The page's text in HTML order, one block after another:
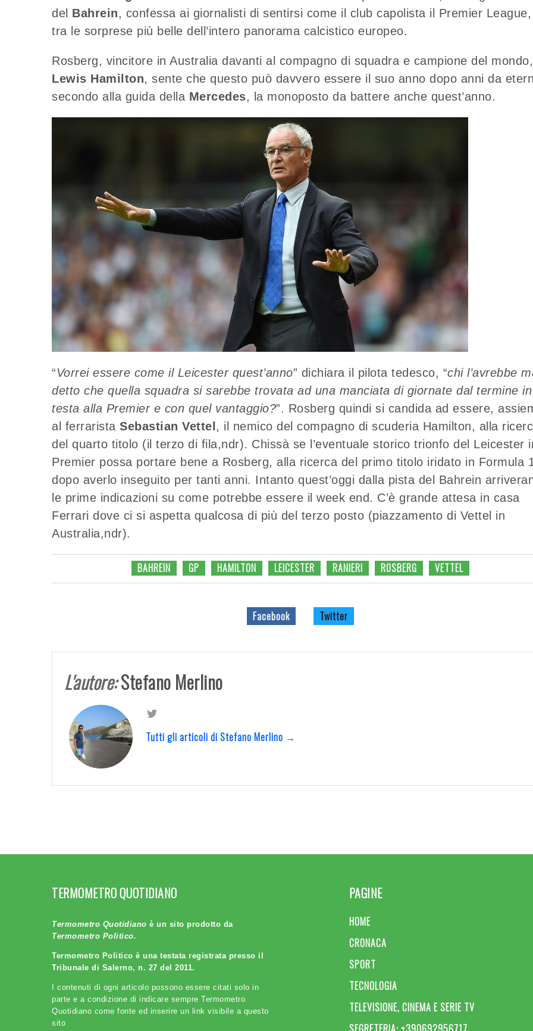
del Bahrein, confessa ai giornalisti di sentirsi come il club capolista il Premier League,
tra le sorprese più belle dell’intero panorama calcistico europeo.
Rosberg, vincitore in Australia davanti al compagno di squadra e campione del mondo,
Lewis Hamilton, sente che questo può davvero essere il suo anno dopo anni da
secondo alla guida della Mercedes, la monoposto da battere anche quest’anno.
“Vorrei essere come il Leicester quest’anno” dichiara il pilota tedesco, “chi l’avrebbe
detto che quella squadra si sarebbe trovata ad una manciata di giornate dal termine in
testa alla Premier e con quel vantaggio?”. Rosberg quindi si candida ad essere,
al ferrarista Sebastian Vettel, il nemico del compagno di scuderia Hamilton, alla
del quarto titolo (il terzo di fila,ndr). Chissà se l’eventuale storico trionfo del Leicester
Premier possa portare bene a Rosberg, alla ricerca del primo titolo iridato in Formula
dopo averlo inseguito per tanti anni. Intanto quest’oggi dalla pista del Bahrein
le prime indicazioni su come potrebbe essere il week end. C’è grande attesa in casa
Ferrari dove ci si aspetta qualcosa di più del terzo posto (piazzamento di Vettel in
Australia,ndr).
BAHREIN GP HAMILTON LEICESTER RANIERI ROSBERG VETTEL
Facebook Twitter
L'autore:Stefano Merlino
Tutti gli articoli di Stefano Merlino →
TERMOMETRO QUOTIDIANO
Termometro Quotidiano è un sito prodotto da
Termometro Politico.
Termometro Politico è una testata registrata presso il
Tribunale di Salerno, n. 27 del 2011.
I contenuti di ogni articolo possono essere citati solo in
parte e a condizione di indicare sempre Termometro
Quotidiano come fonte ed inserire un link visibile a questo
sito
PAGINE
HOME
CRONACA
SPORT
TECNOLOGIA
TELEVISIONE, CINEMA E SERIE TV